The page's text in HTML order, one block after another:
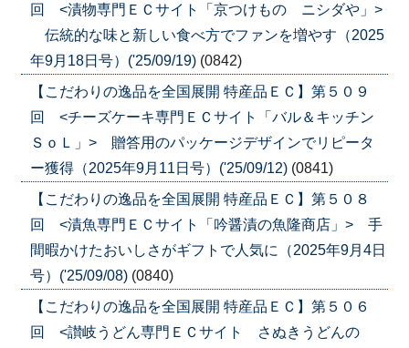
回 <漬物専門ＥＣサイト「京つけもの ニシダや」>
伝統的な味と新しい食べ方でファンを増やす（2025
年9月18日号）('25/09/19) (0842)
【こだわりの逸品を全国展開 特産品ＥＣ】第５０９
回 <チーズケーキ専門ＥＣサイト「バル＆キッチン
ＳｏＬ」> 贈答用のパッケージデザインでリピータ
ー獲得（2025年9月11日号）('25/09/12) (0841)
【こだわりの逸品を全国展開 特産品ＥＣ】第５０８
回 <漬魚専門ＥＣサイト「吟醤漬の魚隆商店」> 手
間暇かけたおいしさがギフトで人気に（2025年9月4日
号）('25/09/08) (0840)
【こだわりの逸品を全国展開 特産品ＥＣ】第５０６
回 <讃岐うどん専門ＥＣサイト さぬきうどんの